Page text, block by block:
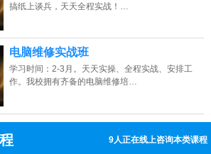
搞纸上谈兵，天天全程实战！…
电脑维修实战班
学习时间：2-3月。天天实操、全程实战、安排工
作。我校拥有齐备的电脑维修培…
13人正在线上咨询本类课程